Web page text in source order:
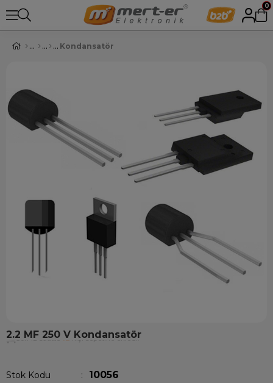
0
Kondansatör
2.2 MF 250 V Kondansatör
Stok Kodu 10056